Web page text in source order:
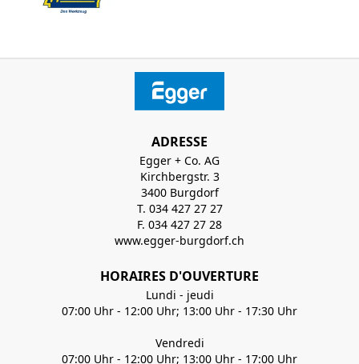
ADRESSE
Egger + Co. AG
Kirchbergstr. 3
3400 Burgdorf
T. 034 427 27 27
F. 034 427 27 28
www.egger-burgdorf.ch
HORAIRES D'OUVERTURE
Lundi - jeudi
07:00 Uhr - 12:00 Uhr; 13:00 Uhr - 17:30 Uhr
Vendredi
07:00 Uhr - 12:00 Uhr; 13:00 Uhr - 17:00 Uhr